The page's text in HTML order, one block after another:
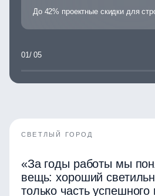
До 42% проектные скидки для
/ 05
СВЕТЛЫЙ ГОРОД
«За годы работы мы
вещь: хороший
только часть успешного